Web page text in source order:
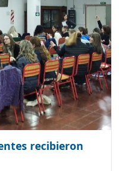
recibieron